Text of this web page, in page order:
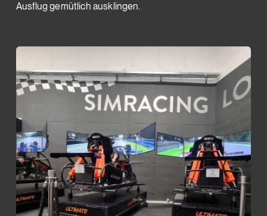
Ausflug gemütlich ausklingen.